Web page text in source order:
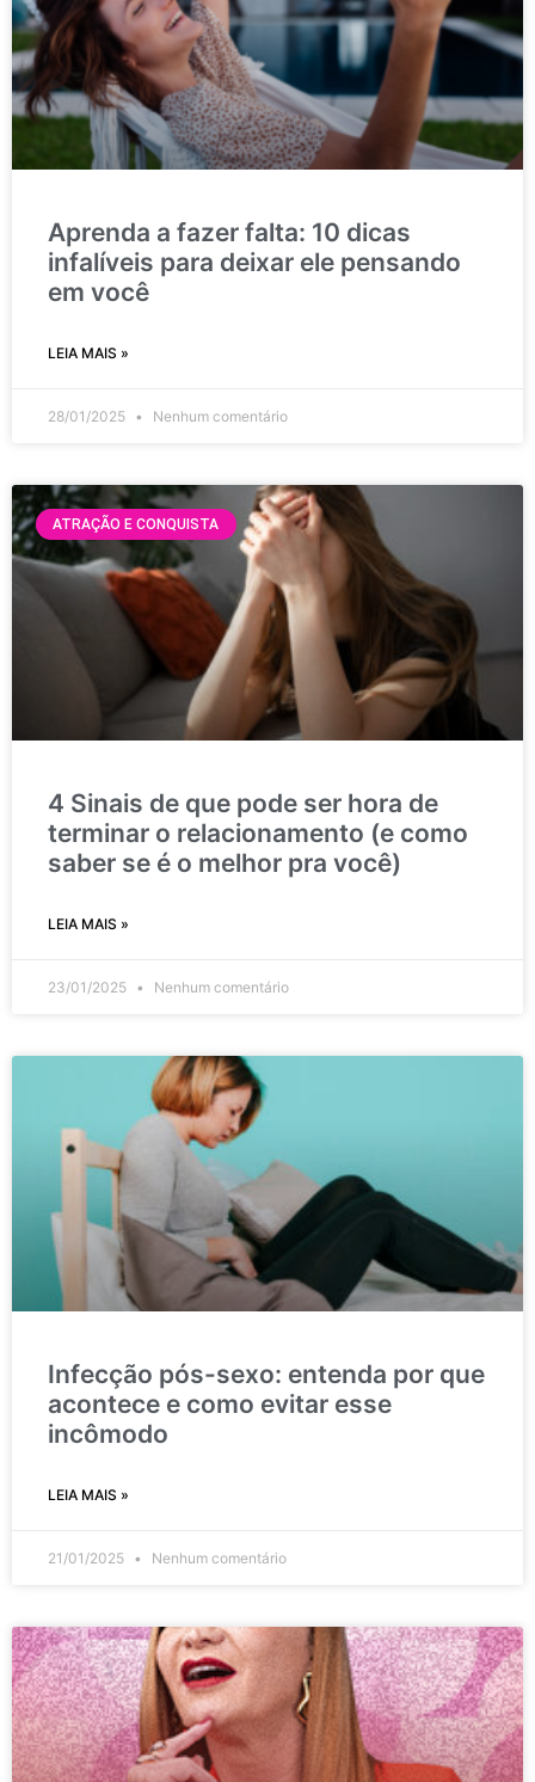
Aprenda a fazer falta: 10 dicas
infalíveis para deixar ele pensando
em você
LEIA MAIS »
28/01/2025 Nenhum comentário
ATRAÇÃO E CONQUISTA
4 Sinais de que pode ser hora de
terminar o relacionamento (e como
saber se é o melhor pra você)
LEIA MAIS »
23/01/2025 Nenhum comentário
Infecção pós-sexo: entenda por que
acontece e como evitar esse
incômodo
LEIA MAIS »
21/01/2025 Nenhum comentário